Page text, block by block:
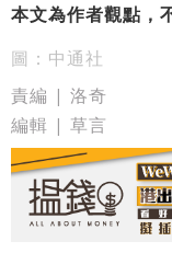
本文為作者觀點，
圖：中通社
責編 | 洛奇
編輯 | 草言